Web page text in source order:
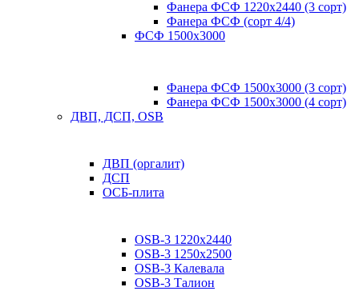
Фанера ФСФ 1220х2440 (3 сорт)
Фанера ФСФ (сорт 4/4)
ФСФ 1500х3000
Фанера ФСФ 1500х3000 (3 сорт)
Фанера ФСФ 1500х3000 (4 сорт)
ДВП, ДСП, OSB
ДВП (оргалит)
ДСП
ОСБ-плита
OSB-3 1220х2440
OSB-3 1250х2500
OSB-3 Калевала
OSB-3 Талион